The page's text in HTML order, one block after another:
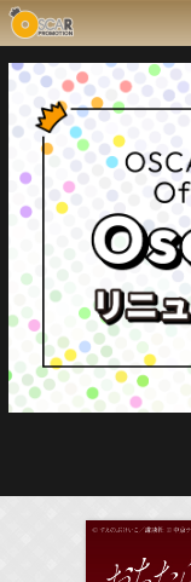
本日の出演情報